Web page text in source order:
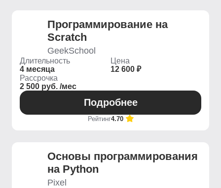
Программирование на
Scratch
GeekSchool
Длительность
4 месяца
Цена
12 600 ₽
Рассрочка
2 500 руб. /мес
Подробнее
Рейтинг4.70
Основы программирования
на Python
Pixel